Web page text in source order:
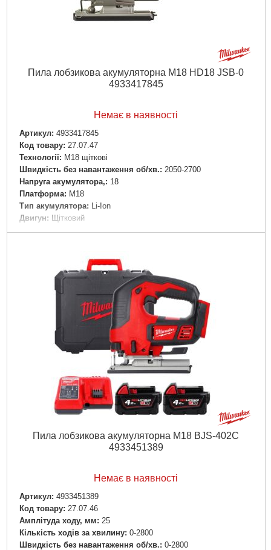
Пила лобзикова акумуляторна M18 HD18 JSB-0
4933417845
Немає в наявності
Артикул: 4933417845
Код товару: 27.07.47
Технології: M18 щіткові
Швидкість без навантаження об/хв.: 2050-2700
Напруга акумулятора,: 18
Платформа: M18
Тип акумулятора: Li-Ion
Двигун: Щітковий
Рівень шуму, дБ: 93,6
Докладніше...
Пила лобзикова акумуляторна M18 BJS-402C
4933451389
Немає в наявності
Артикул: 4933451389
Код товару: 27.07.46
Амплітуда ходу, мм: 25
Кількість ходів за хвилину: 0-2800
Швидкість без навантаження об/хв.: 0-2800